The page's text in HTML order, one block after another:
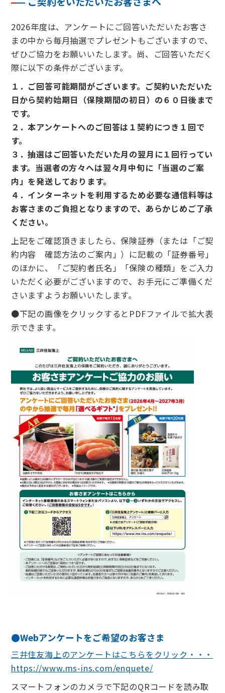
2026年度は、アンケートにご回答いただいたお客さ
まの中から毎月抽選でプレゼントもございますので、
ぜひご協力をお願いいたします。尚、ご回答いただく
際に以下の条件がございます。
１．ご回答可能期間がございます。ご契約いただいた
日から契約始期日（保険期間の初日）の６０日後まで
です。
２．本アンケートへのご回答は１契約につき１回で
す。
３．抽選はご回答いただいた月の翌月に１回行ってい
ます。当選者の方々へは翌々月中旬に「当選のご案
内」を発送しております。
４．インターネットを利用するため必要な通信料等は
お客さまのご負担となりますので、あらかじめご了承
ください。
上記をご確認頂きましたら、保険証券（または「ご契
約内容 確認方法のご案内」）に記載の「証券番号」
のほかに、「ご契約者氏名」「保険の種類」をご入力
いただく必要がございますので、お手元にご準備くだ
さいますようお願いいたします。
●下記の画像をクリックするとPDFファイルで拡大表
示できます。
●Webアンケートをご希望のお客さま
三井住友海上のアンケートはこちらをクリック・・・
https://www.ms-ins.com/enquete/
スマートフォンのカメラで下記のQRコードを読み取